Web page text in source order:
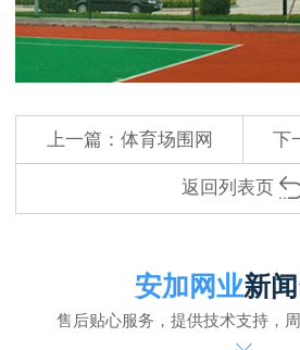
上一篇： 体育场围网 下
返回列表页
安加网业新
售后贴心服务，提供技术支持，